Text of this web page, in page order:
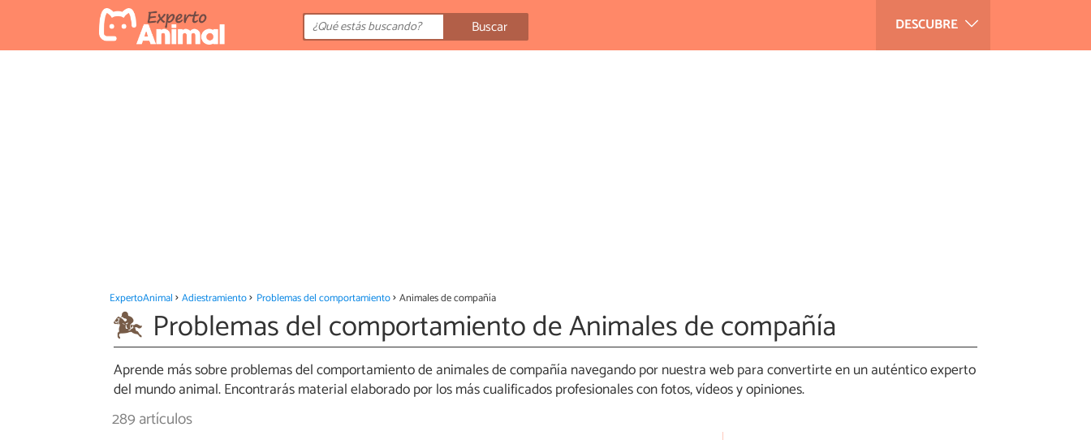
DESCUBRE
Buscar
ExpertoAnimal Adiestramiento Problemas del comportamiento Animales de compañía
Problemas del comportamiento de Animales de compañía
Aprende más sobre problemas del comportamiento de animales de compañía navegando por nuestra web para convertirte en un auténtico experto
del mundo animal. Encontrarás material elaborado por los más cualificados profesionales con fotos, vídeos y opiniones.
289 artículos